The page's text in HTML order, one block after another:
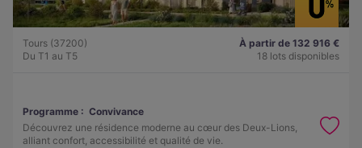
Tours (37200)
Du T1 au T5
À partir de 132 916 €
18 lots disponibles
Programme : Convivance
Découvrez une résidence moderne au cœur des Deux-Lions,
alliant confort, accessibilité et qualité de vie.